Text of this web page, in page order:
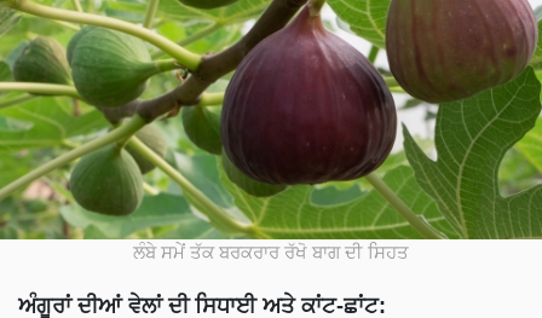
ਲੰਬੇ ਸਮੇਂ ਤੱਕ ਬਰਕਰਾਰ ਰੱਖੋ ਬਾਗ ਦੀ ਸਿਹਤ
ਅੰਗੂਰਾਂ ਦੀਆਂ ਵੇਲਾਂ ਦੀ ਸਿਧਾਈ ਅਤੇ ਕਾਂਟ-ਛਾਂਟ: